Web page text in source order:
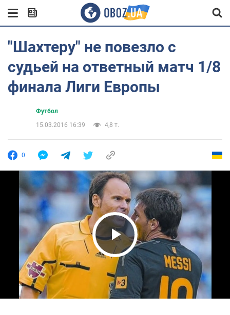
"Шахтеру" не повезло с
судьей на ответный матч 1/8
финала Лиги Европы
Футбол
15.03.2016 16:39
4,8 т.
0
Play Video